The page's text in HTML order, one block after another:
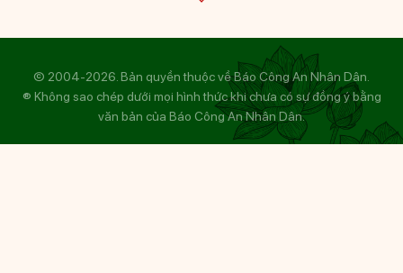
© 2004-2026. Bản quyền thuộc về Báo Công An Nhân Dân.
® Không sao chép dưới mọi hình thức khi chưa có sự đồng ý bằng
văn bản của Báo Công An Nhân Dân.